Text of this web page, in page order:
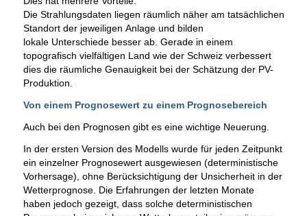
Die Strahlungsdaten liegen räumlich näher am tatsächlichen
Standort der jeweiligen Anlage und bilden
lokale Unterschiede besser ab. Gerade in einem
topografisch vielfältigen Land wie der Schweiz verbessert
dies die räumliche Genauigkeit bei der Schätzung der PV-
Produktion.
Von einem Prognosewert zu einem Prognosebereich
Auch bei den Prognosen gibt es eine wichtige Neuerung.
In der ersten Version des Modells wurde für jeden Zeitpunkt
ein einzelner Prognosewert ausgewiesen (deterministische
Vorhersage), ohne Berücksichtigung der Unsicherheit in der
Wetterprognose. Die Erfahrungen der letzten Monate
haben jedoch gezeigt, dass solche deterministischen